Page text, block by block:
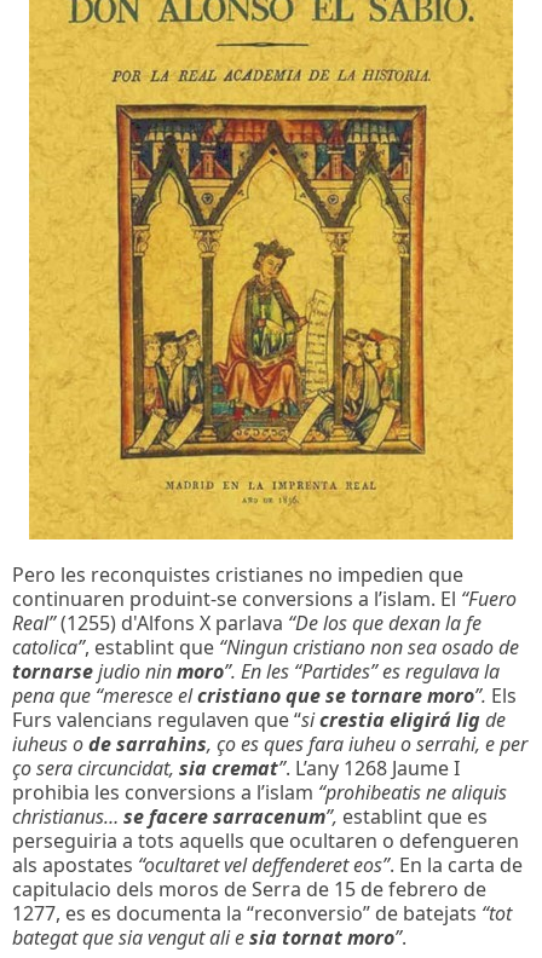
Pero les reconquistes cristianes no impedien que
continuaren produint-se conversions a l’islam. El “Fuero
Real”(1255) d'Alfons X parlava “De los que dexan la fe
catolica”, establint que “Ningun cristiano non sea osado de
tornarsejudio ninmoro”. En les “Partides” es regulava la
pena que “meresce elcristiano que se tornare moro”. Els
Furs valencians regulaven que “sicrestia eligirá ligde
iuheus ode sarrahins, ço es ques fara iuheu o serrahi, e per
ço sera circuncidat, sia cremat”. L’any 1268 Jaume I
prohibia les conversions a l’islam “prohibeatis ne aliquis
christianus… se facere sarracenum”, establint que es
perseguiria a tots aquells que ocultaren o defengueren
als apostates “ocultaret vel deffenderet eos”. En la carta de
capitulacio dels moros de Serra de 15 de febrero de
1277, es es documenta la “reconversio” de batejats “tot
bategat que sia vengut ali esia tornat moro”.